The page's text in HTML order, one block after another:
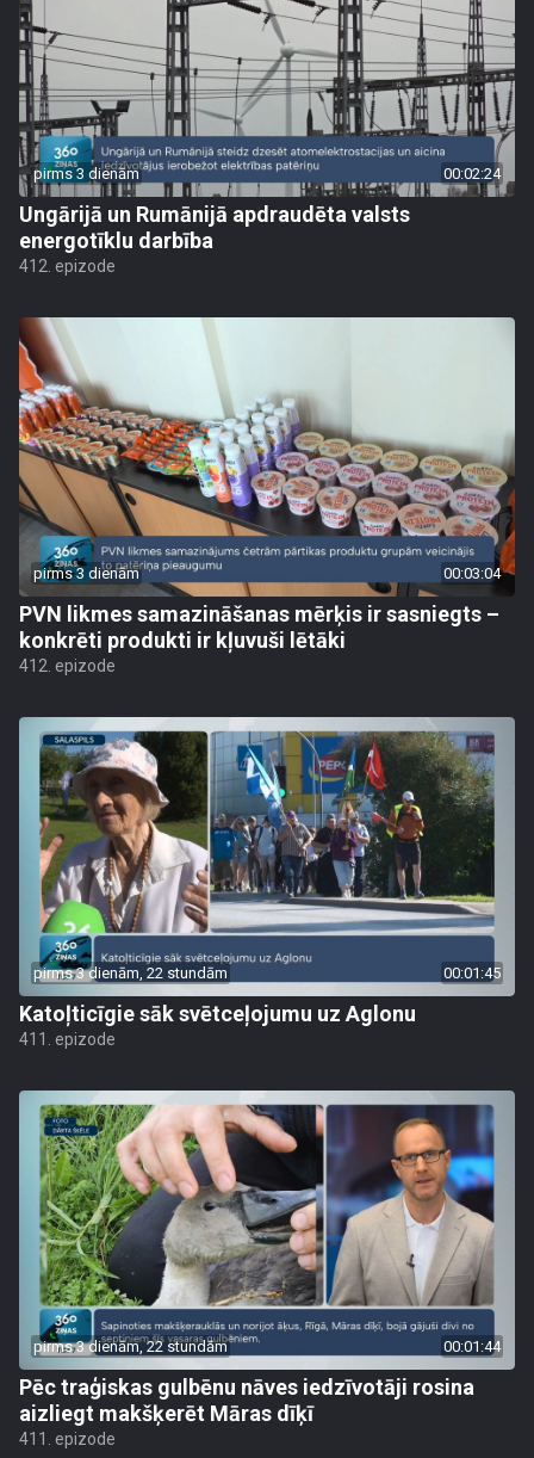
pirms 3 dienām 00:02:24
Ungārijā un Rumānijā apdraudēta valsts
energotīklu darbība
412. epizode
pirms 3 dienām 00:03:04
PVN likmes samazināšanas mērķis ir sasniegts –
konkrēti produkti ir kļuvuši lētāki
412. epizode
pirms 3 dienām, 22 stundām 00:01:45
Katoļticīgie sāk svētceļojumu uz Aglonu
411. epizode
pirms 3 dienām, 22 stundām 00:01:44
Pēc traģiskas gulbēnu nāves iedzīvotāji rosina
aizliegt makšķerēt Māras dīķī
411. epizode